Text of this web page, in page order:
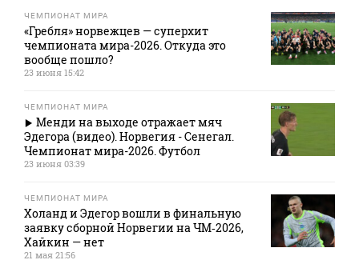
ЧЕМПИОНАТ МИРА
«Гребля» норвежцев — суперхит
чемпионата мира-2026. Откуда это
вообще пошло?
23 июня 15:42
ЧЕМПИОНАТ МИРА
Менди на выходе отражает мяч
Эдегора (видео). Норвегия - Сенегал.
Чемпионат мира-2026. Футбол
23 июня 03:39
ЧЕМПИОНАТ МИРА
Холанд и Эдегор вошли в финальную
заявку сборной Норвегии на ЧМ‑2026,
Хайкин — нет
21 мая 21:56